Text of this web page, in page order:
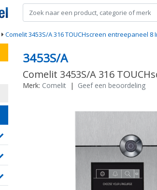
Comelit 3453S/A 316 TOUCHscreen entreepaneel 8
3453S/A
Comelit 3453S/A 316
Merk: Comelit | Geef een beoordeling